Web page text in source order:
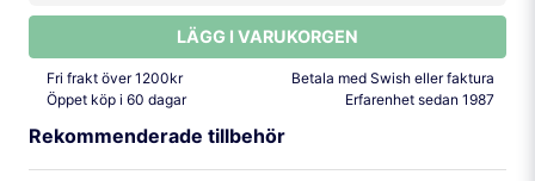
LÄGG I VARUKORGEN
Fri frakt över 1200kr
Betala med Swish eller faktura
Öppet köp i 60 dagar
Erfarenhet sedan 1987
Rekommenderade tillbehör